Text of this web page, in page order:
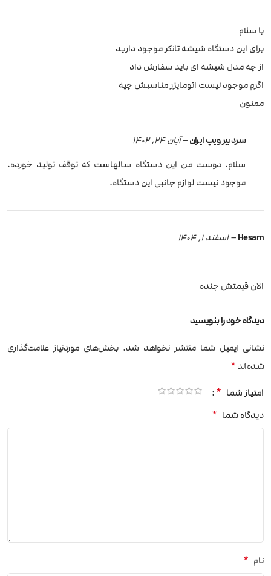
با سلام
برای این دستگاه شیشه تانکر موجود دارید
از چه مدل شیشه ای باید سفارش داد
اگرم موجود نیست اتومایزر مناسبش چیه
ممنون
سردبیر ویپ ایران–آبان 24, 1402
سلام. دوست من این دستگاه سالهاست که توقف تولید خورده.
موجود نیست لوازم جانبی این دستگاه.
Hesam
–اسفند 1, 1404
الان قیمتش چنده
دیدگاه خود را بنویسید
نشانی ایمیل شما منتشر نخواهد شد. بخش‌های موردنیاز علامت‌گذاری
شده‌اند*
امتیاز شما *
دیدگاه شما *
نام *